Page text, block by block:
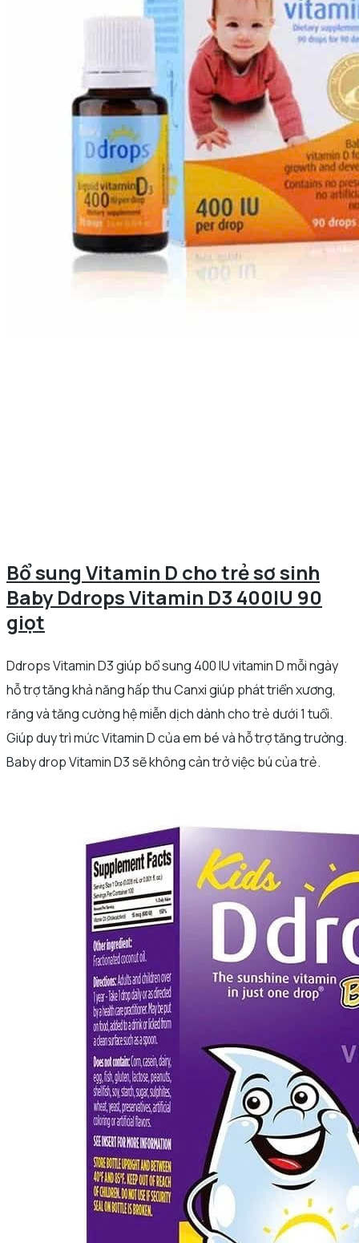
Bổ sung Vitamin D cho trẻ sơ sinh
Baby Ddrops Vitamin D3 400IU 90
giọt
Ddrops Vitamin D3 giúp bổ sung 400 IU vitamin D mỗi ngày
hỗ trợ tăng khả năng hấp thu Canxi giúp phát triển xương,
răng và tăng cường hệ miễn dịch dành cho trẻ dưới 1 tuổi.
Giúp duy trì mức Vitamin D của em bé và hỗ trợ tăng trưởng.
Baby drop Vitamin D3 sẽ không cản trở việc bú của trẻ.